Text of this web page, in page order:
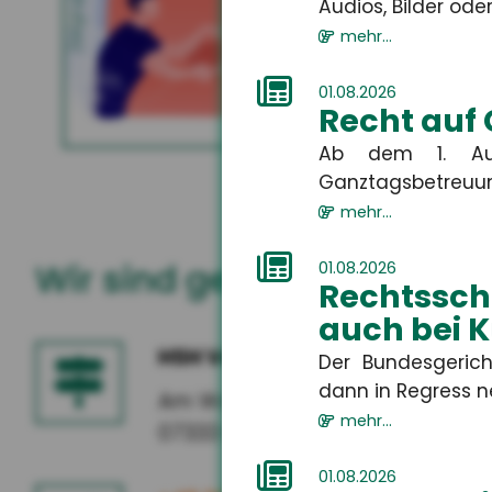
Audios, Bilder
mehr...
01.08.2026
Recht
Ab dem 1.
mehr...
01.08.2026
auch bei
Der
dann in Regress
mehr...
01.08.2026
MEHR
Wir sind gerne für Sie da
HSH Versicherungsmakler
Am Wasserlauf 5
07333 Unterwellenborn